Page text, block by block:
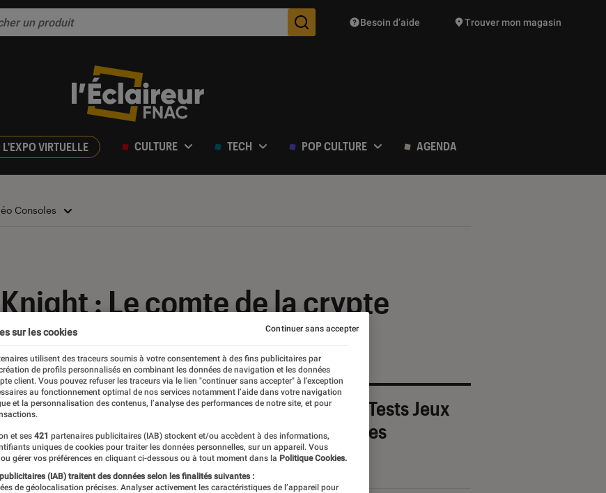
Des suggestions de produits vont vous être proposées
Besoin d’aide Trouver mon magasin
VIRTUELLE CULTURE TECH POP CULTURE AGENDA
Consoles
: Le comte de la crypte
Nos derniers Tests Jeux
Vidéo Consoles
VOIR TOUT
sur les cookies
utilisent des traceurs soumis à votre consentement à des fins publicitaires par
de profils personnalisés en combinant les données de navigation et les données
client. Vous pouvez refuser les traceurs via le lien "continuer sans accepter" à l’exception
au fonctionnement optimal de nos services notamment l’aide dans votre navigation
et la personnalisation des contenus, l’analyse des performances de notre site, et pour
et ses 421 partenaires publicitaires (IAB) stockent et/ou accèdent à des informations,
uniques de cookies pour traiter les données personnelles, sur un appareil. Vous
gérer vos préférences en cliquant ci-dessous ou à tout moment dans la Politique Cookies.
(IAB) traitent des données selon les finalités suivantes :
de géolocalisation précises. Analyser activement les caractéristiques de l’appareil pour
Continuer sans accepter